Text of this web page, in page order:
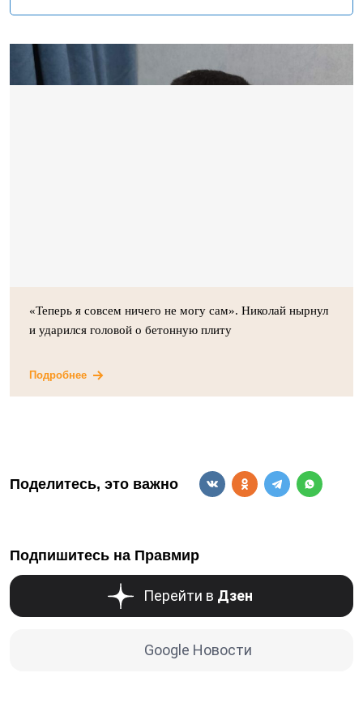
«Теперь я совсем ничего не могу сам». Николай нырнул
и ударился головой о бетонную плиту
Подробнее
Поделитесь, это важно
Подпишитесь на Правмир
Перейти в Дзен
Google Новости